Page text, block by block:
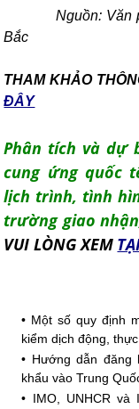
Nguồn: Văn
Bắc
THAM KHẢO
ĐÂY
Phân tích và dự
cung ứng quốc
lịch trình, tình
trường giao
VUI LÒNG XEM
• Một số quy định
kiểm dịch động,
• Hướng dẫn
khẩu vào Trung
• IMO, UNHCR